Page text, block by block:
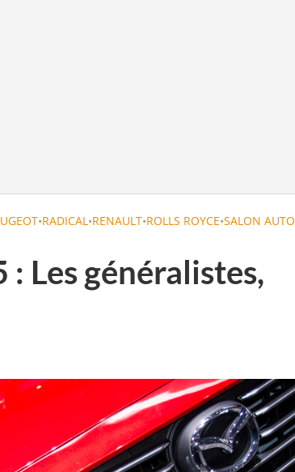
•RADICAL•RENAULT•ROLLS ROYCE•SALON AUTO
: Les généralistes,